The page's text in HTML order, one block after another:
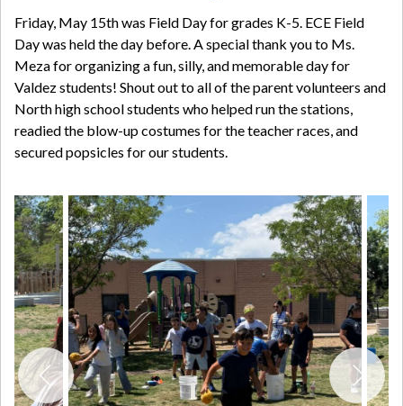
Friday, May 15th was Field Day for grades K-5. ECE Field
Day was held the day before. A special thank you to Ms.
Meza for organizing a fun, silly, and memorable day for
Valdez students! Shout out to all of the parent volunteers and
North high school students who helped run the stations,
readied the blow-up costumes for the teacher races, and
secured popsicles for our students.